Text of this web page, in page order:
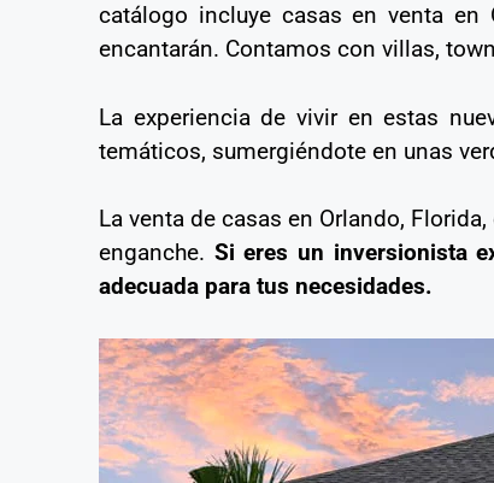
catálogo incluye casas en venta en
encantarán. Contamos con villas,
La experiencia de vivir en estas
temáticos, sumergiéndote en unas
La venta de casas en Orlando,
enganche. Si eres un inversionista
adecuada para tus necesidades.